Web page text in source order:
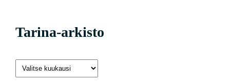
Tarina-arkisto